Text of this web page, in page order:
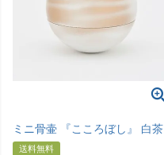
ミニ骨壷 『こころぼし』 白茶
送料無料